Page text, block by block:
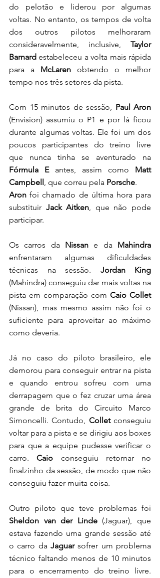
do pelotão e liderou por algumas
voltas. No entanto, os tempos de volta
dos outros pilotos melhoraram
consideravelmente, inclusive, Taylor
Barnard estabeleceu a volta mais rápida
para a McLaren obtendo o melhor
tempo nos três setores da pista.
Com 15 minutos de sessão, Paul Aron
(Envision) assumiu o P1 e por lá ficou
durante algumas voltas. Ele foi um dos
poucos participantes do treino livre
Fórmula E antes, assim como Matt
Campbell , que correu pela Porsche.
Aron foi chamado de última hora para
substituir Jack Aitken, que não pode
participar.
Os carros da Nissan e da
enfrentaram algumas dificuldades
técnicas na sessão.
(Mahindra) conseguiu dar mais voltas na
pista em comparação com Caio Collet
(Nissan), mas mesmo assim não foi o
suficiente para aproveitar ao máximo
como deveria.
Já no caso do piloto brasileiro, ele
demorou para conseguir entrar na pista
e quando entrou sofreu com uma
derrapagem que o fez cruzar uma área
grande de brita do Circuito Marco
Simoncelli. Contudo, Collet conseguiu
voltar para a pista e se dirigiu aos boxes
para que a equipe pudesse verificar o
carro. Caio conseguiu retornar no
finalzinho da sessão, de modo que não
conseguiu fazer muita coisa.
Sheldon van der Linde (Jaguar), que
estava fazendo uma grande sessão até
o carro da Jaguar sofrer um problema
técnico faltando menos de 10 minutos
para o encerramento do treino livre.